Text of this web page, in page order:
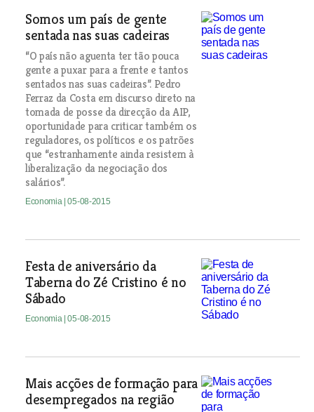
Somos um país de gente
sentada nas suas cadeiras
“O país não aguenta ter tão pouca
gente a puxar para a frente e tantos
sentados nas suas cadeiras”. Pedro
Ferraz da Costa em discurso direto na
tomada de posse da direcção da AIP,
oportunidade para criticar também os
reguladores, os políticos e os patrões
que “estranhamente ainda resistem à
liberalização da negociação dos
salários”.
Economia | 05-08-2015
Festa de aniversário da
Taberna do Zé Cristino é no
Sábado
Economia | 05-08-2015
Mais acções de formação para
desempregados na região